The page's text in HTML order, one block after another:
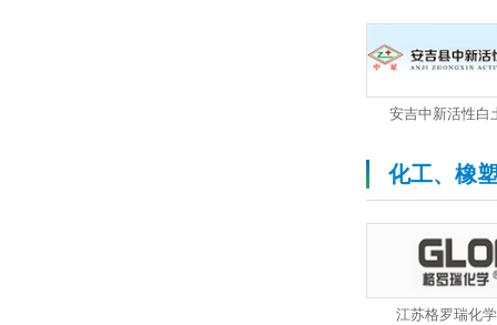
安吉中新活性白
化工、橡
江苏格罗瑞化